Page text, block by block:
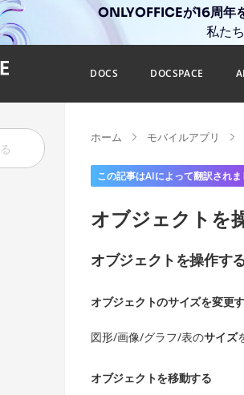
ONLYOFFICEが16周年
私た
DOCS DOCSPACE AI
ホーム モバイルアプリ
この記事はAIによって翻訳されま
オブジェクトを
オブジェクトを操作す
オブジェクトのサイズを変更
図形/画像/グラフ/表のサイズ
オブジェクトを移動する